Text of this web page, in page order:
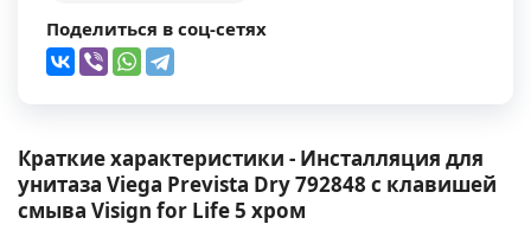
Поделиться в соц-сетях
Краткие характеристики - Инсталляция для
унитаза Viega Prevista Dry 792848 с клавишей
смыва Visign for Life 5 хром